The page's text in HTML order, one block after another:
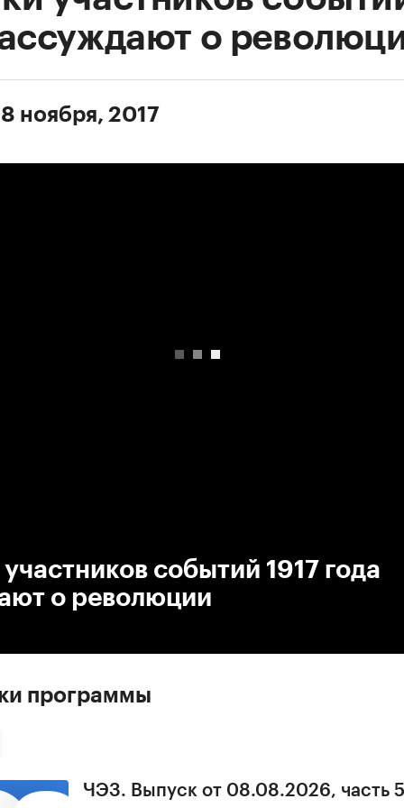
о
ноября, 2017
событий 1917 года
о революции
программы
ЧЭЗ. Выпуск от 08.08.2026, часть 5